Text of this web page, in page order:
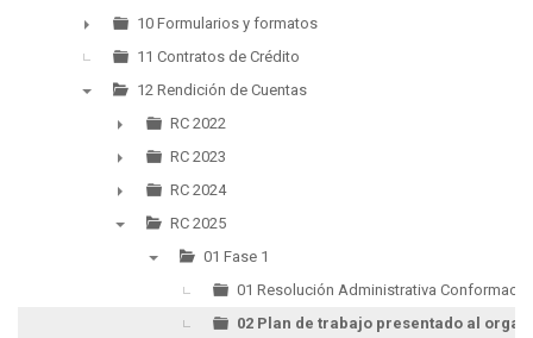
►
10 Formularios y formatos
11 Contratos de Crédito
12 Rendición de Cuentas
►
RC 2022
►
RC 2023
►
RC 2024
RC 2025
01 Fase 1
01 Resolución Administrativa
02 Plan de trabajo presentado al